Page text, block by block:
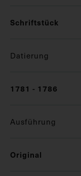
Schriftstück
Datierung
1781 - 1786
Ausführung
Original